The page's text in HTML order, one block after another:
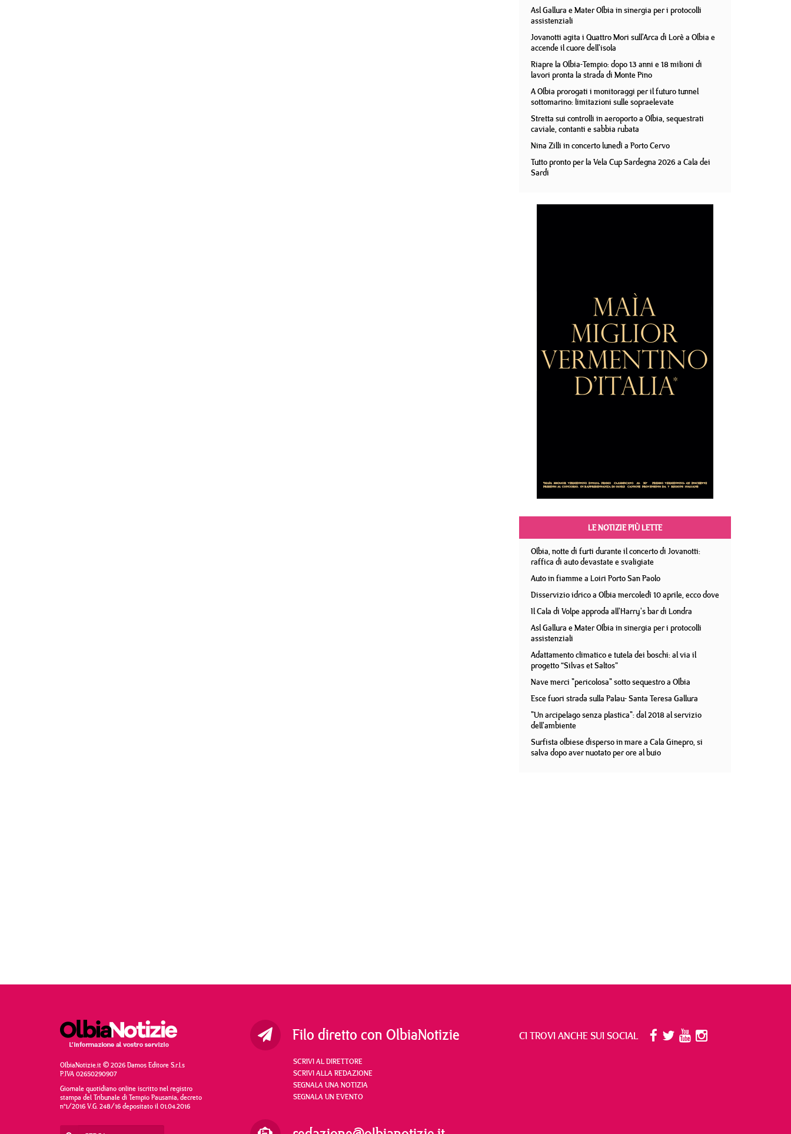
Asl Gallura e Mater Olbia in sinergia per i protocolli
assistenziali
Jovanotti agita i Quattro Mori sull'Arca di Lorè a Olbia e
accende il cuore dell'isola
Riapre la Olbia-Tempio: dopo 13 anni e 18 milioni di
lavori pronta la strada di Monte Pino
A Olbia prorogati i monitoraggi per il futuro tunnel
sottomarino: limitazioni sulle sopraelevate
Stretta sui controlli in aeroporto a Olbia, sequestrati
caviale, contanti e sabbia rubata
Nina Zilli in concerto lunedì a Porto Cervo
Tutto pronto per la Vela Cup Sardegna 2026 a Cala dei
Sardi
LE NOTIZIE PIÙ LETTE
Olbia, notte di furti durante il concerto di Jovanotti:
raffica di auto devastate e svaligiate
Auto in fiamme a Loiri Porto San Paolo
Disservizio idrico a Olbia mercoledì 10 aprile, ecco dove
Il Cala di Volpe approda all'Harry's bar di Londra
Asl Gallura e Mater Olbia in sinergia per i protocolli
assistenziali
Adattamento climatico e tutela dei boschi: al via il
progetto “Silvas et Saltos”
Nave merci "pericolosa" sotto sequestro a Olbia
Esce fuori strada sulla Palau- Santa Teresa Gallura
"Un arcipelago senza plastica": dal 2018 al servizio
dell'ambiente
Surfista olbiese disperso in mare a Cala Ginepro, si
salva dopo aver nuotato per ore al buio
OlbiaNotizie.it © 2026 Damos Editore S.r.l.s
P.IVA 02650290907
Giornale quotidiano online iscritto nel registro
stampa del Tribunale di Tempio Pausania, decreto
n°1/2016 V.G. 248/16 depositato il 01.04.2016
Filo diretto con OlbiaNotizie
SCRIVI AL DIRETTORE
SCRIVI ALLA REDAZIONE
SEGNALA UNA NOTIZIA
SEGNALA UN EVENTO
CI TROVI ANCHE SUI SOCIAL